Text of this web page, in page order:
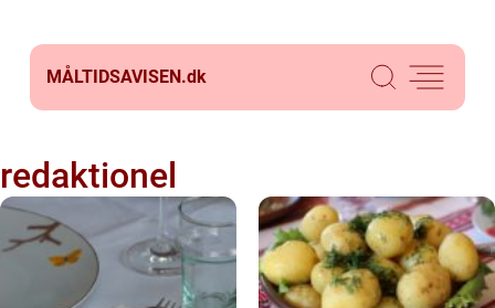
MÅLTIDSAVISEN.dk
redaktionel